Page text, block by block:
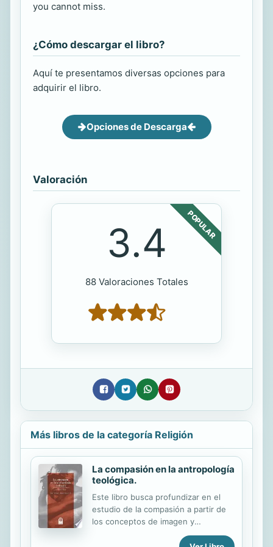
you cannot miss.
¿Cómo descargar el libro?
Aquí te presentamos diversas opciones para
adquirir el libro.
Opciones de Descarga
Valoración
POPULAR
3.4
88 Valoraciones Totales
Más libros de la categoría Religión
La compasión en la antropología
teológica.
Este libro busca profundizar en el
estudio de la compasión a partir de
los conceptos de imagen y
semejanza. Muestra cómo este tema